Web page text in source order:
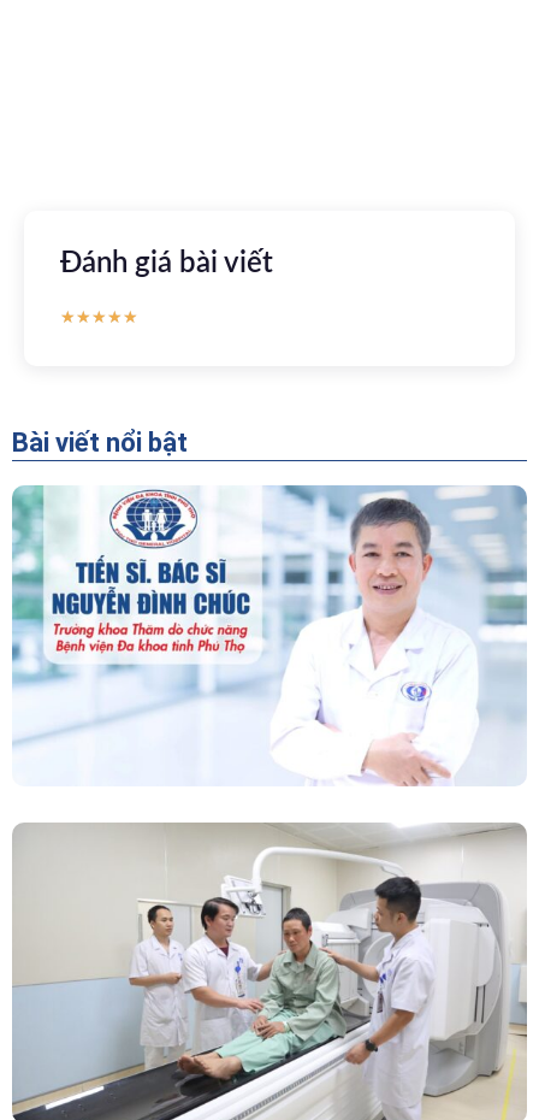
Đánh giá bài viết
★★★★★
Bài viết nổi bật
“Người Dẫn Đường” Của Khoa Thăm Dò Chức
Năng – Bệnh Viện Đa Khoa Tỉnh Phú Thọ
Chính Thức Vận Hành Máy Xạ Hình Thế Hệ
Mới Spect/CT Trong Chẩn Đoán Và Điều Trị
Ung Thư Tại Bệnh Viện Đa Khoa Tỉnh Phú Thọ